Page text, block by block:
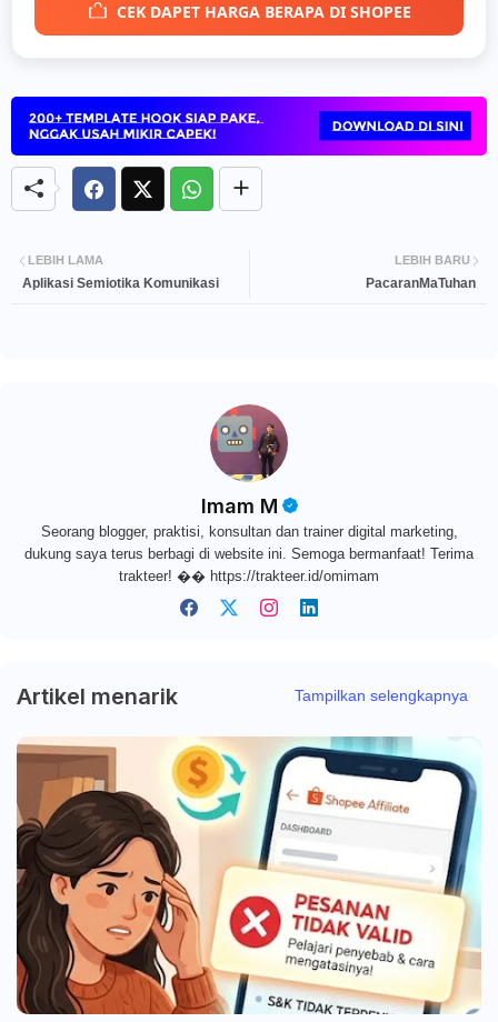
CEK DAPET HARGA BERAPA DI SHOPEE
LEBIH BARU
PacaranMaTuhan
LEBIH LAMA
Aplikasi Semiotika Komunikasi
Imam M
Seorang blogger, praktisi, konsultan dan trainer digital marketing,
dukung saya terus berbagi di website ini. Semoga bermanfaat! Terima
trakteer! �� https://trakteer.id/omimam
Artikel menarik Tampilkan selengkapnya